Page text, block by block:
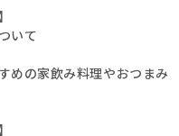
いて
めの家飲み料理やおつまみ